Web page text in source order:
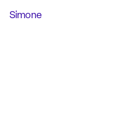
Simone